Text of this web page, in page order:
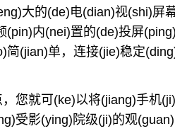
大的(de)电(dian)视(shi)屏
(pin)内(nei)置的(de)投屏
简(jian)单，连接(jie)稳定
您就可(ke)以将(jiang)手机
受影(ying)院级(ji)的观